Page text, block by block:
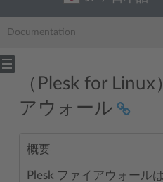
Documentation
（Plesk for
アウォール
概要
Plesk ファイアウォール